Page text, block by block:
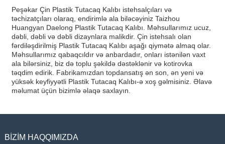
Peşəkar Çin Plastik Tutacaq Kalıbı istehsalçıları və
təchizatçıları olaraq, endirimlə ala biləcəyiniz Taizhou
Huangyan Daelong Plastik Tutacaq Kalıbı. Məhsullarımız ucuz,
dəbli, dəbli və dəbli dizaynlara malikdir. Çin istehsalı olan
fərdiləşdirilmiş Plastik Tutacaq Kalıbı aşağı qiymətə almaq olar.
Məhsullarımız qabaqcıldır və anbardadır, onları istənilən vaxt
ala bilərsiniz, biz də toplu şəkildə dəstəklənir və kotirovka
təqdim edirik. Fabrikamızdan topdansatış ən son, ən yeni və
yüksək keyfiyyətli Plastik Tutacaq Kalıbı-ə xoş gəlmisiniz. Əlavə
məlumat üçün bizimlə əlaqə saxlayın.
BIZIM HAQQIMIZDA